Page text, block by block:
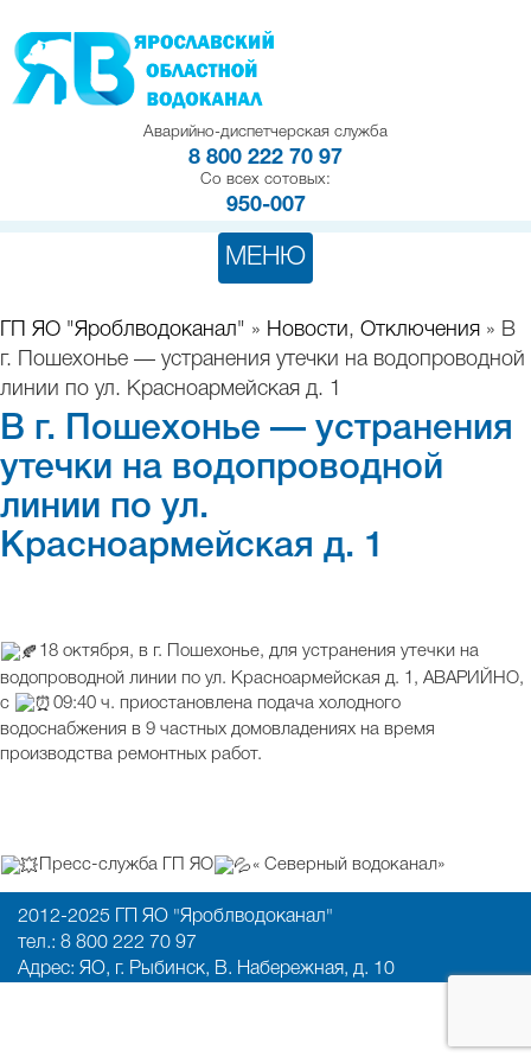
Аварийно-диспетчерская служба
8 800 222 70 97
Со всех сотовых:
950-007
МЕНЮ
ГП ЯО "Яроблводоканал" » Новости, Отключения » В
г. Пошехонье — устранения утечки на водопроводной
линии по ул. Красноармейская д. 1
В г. Пошехонье — устранения
утечки на водопроводной
линии по ул.
Красноармейская д. 1
18 октября, в г. Пошехонье, для устранения утечки на
водопроводной линии по ул. Красноармейская д. 1, АВАРИЙНО,
с
09:40 ч. приостановлена подача холодного
водоснабжения в 9 частных домовладениях на время
производства ремонтных работ.
Пресс-служба ГП ЯО « Северный водоканал»
2012-2025 ГП ЯО "Яроблводоканал"
тел.: 8 800 222 70 97
Адрес: ЯО, г. Рыбинск, В. Набережная, д. 10